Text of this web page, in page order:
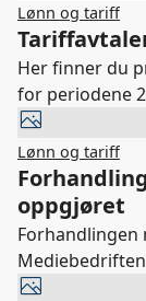
Lønn og tariff
Her finner du
for periodene
oppdateres
snart disse er
Lønn og tariff
oppgjøret
Forhandlingen